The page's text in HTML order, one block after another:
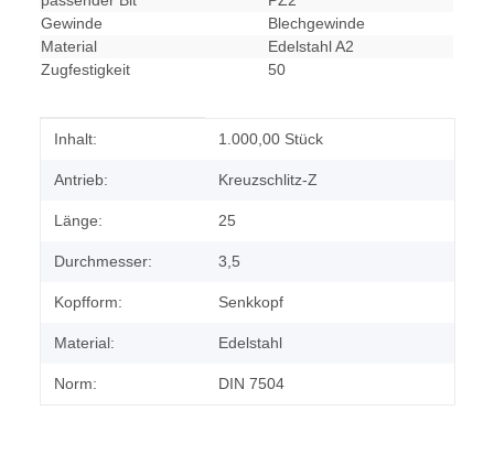
Gewinde
Blechgewinde
Material
Edelstahl A2
Zugfestigkeit
50
Produkteigenschaft
Wert
Inhalt: 1.000,00 Stück
Antrieb: Kreuzschlitz-Z
Länge: 25
Durchmesser: 3,5
Kopfform: Senkkopf
Material: Edelstahl
Norm: DIN 7504